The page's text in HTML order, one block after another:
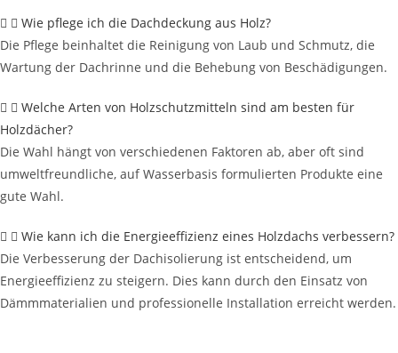
Wie pflege ich die Dachdeckung aus Holz?
Die Pflege beinhaltet die Reinigung von Laub und Schmutz, die
Wartung der Dachrinne und die Behebung von Beschädigungen.
Welche Arten von Holzschutzmitteln sind am besten für
Holzdächer?
Die Wahl hängt von verschiedenen Faktoren ab, aber oft sind
umweltfreundliche, auf Wasserbasis formulierten Produkte eine
gute Wahl.
Wie kann ich die Energieeffizienz eines Holzdachs verbessern?
Die Verbesserung der Dachisolierung ist entscheidend, um
Energieeffizienz zu steigern. Dies kann durch den Einsatz von
Dämmmaterialien und professionelle Installation erreicht werden.